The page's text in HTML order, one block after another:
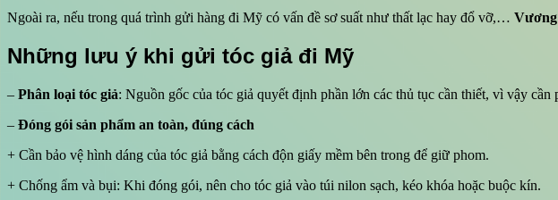
Ngoài ra, nếu trong quá trình gửi hàng đi Mỹ có vấn đề sơ suất như thất lạc hay đổ vỡ,… Vương
Những lưu ý khi gửi tóc giả đi Mỹ
– Phân loại tóc giả: Nguồn gốc của tóc giả quyết định phần lớn các thủ tục cần thiết, vì vậy
– Đóng gói sản phẩm an toàn, đúng cách
+ Cần bảo vệ hình dáng của tóc giả bằng cách độn giấy mềm bên trong để giữ phom.
+ Chống ẩm và bụi: Khi đóng gói, nên cho tóc giả vào túi nilon sạch, kéo khóa hoặc buộc kín.